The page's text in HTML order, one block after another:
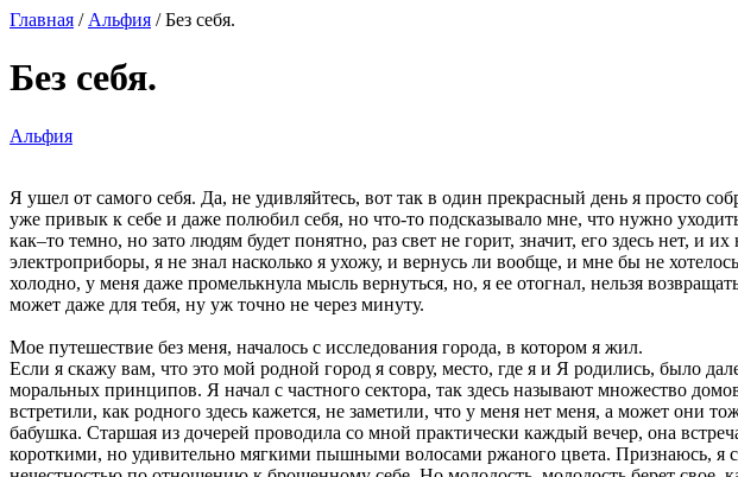
Главная / Альфия / Без себя.
Без себя.
Альфия
Я ушел от самого себя. Да, не удивляйтесь, вот так в один прекрасный день я
уже привык к себе и даже полюбил себя, но что-то подсказывало мне, что нужно
как–то темно, но зато людям будет понятно, раз свет не горит, значит, его здесь нет,
электроприборы, я не знал насколько я ухожу, и вернусь ли вообще, и мне бы не
холодно, у меня даже промелькнула мысль вернуться, но, я ее отогнал, нельзя
может даже для тебя, ну уж точно не через минуту.
Мое путешествие без меня, началось с исследования города, в котором я жил.
Если я скажу вам, что это мой родной город я совру, место, где я и Я родились, было
моральных принципов. Я начал с частного сектора, так здесь называют множество
встретили, как родного здесь кажется, не заметили, что у меня нет меня, а может
бабушка. Старшая из дочерей проводила со мной практически каждый вечер, она
короткими, но удивительно мягкими пышными волосами ржаного цвета. Признаюсь, я